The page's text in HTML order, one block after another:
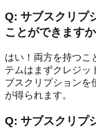
Q: サブスクリプ
ことができます
はい！両方を持つこ
テムはまずクレジッ
ブスクリプションを
が得られます。
Q: サブスクリプ